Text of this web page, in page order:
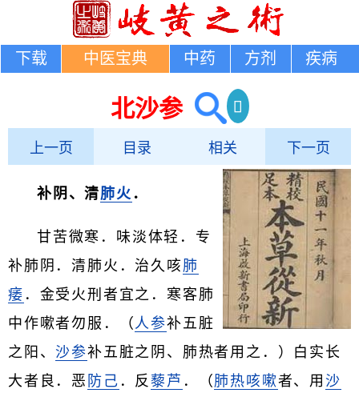
下载 中医宝典 中药 方剂 疾病
北沙参
上一页 目录 相关 下一页
补阴、清肺火 ．
甘苦微寒．味淡体轻．专
补肺阴．清肺火．治久咳 肺
痿 ．金受火刑者宜之．寒客肺
中作嗽者勿服．（ 人参补五脏
之阳、 沙参补五脏之阴、肺热者用之．）白实长
大者良．恶 防己 ．反藜芦 ．（ 肺热咳嗽者、用 沙